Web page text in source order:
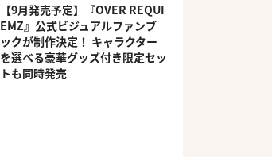
【9月発売予定】『OVER REQUI
EMZ』公式ビジュアルファンブ
ックが制作決定！ キャラクター
を選べる豪華グッズ付き限定セッ
トも同時発売